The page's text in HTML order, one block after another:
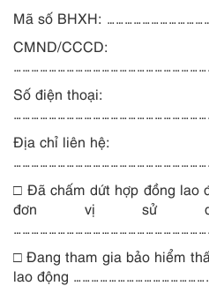
Mã số BHXH:
CMND/CCCD:
Số điện thoại:
Địa chỉ liên hệ:
□ Đã chấm dứt hợp đồng lao
đơn vị sử
□ Đang tham gia bảo hiểm
lao động